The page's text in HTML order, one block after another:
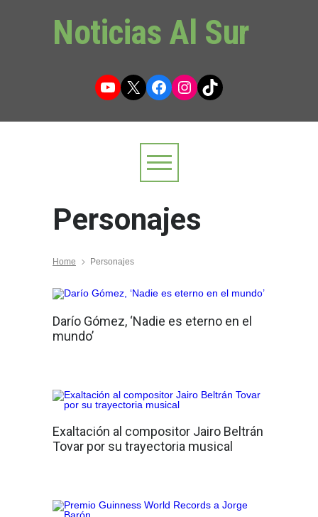
Noticias Al Sur
YouTube
X Facebook
Instagram
TikTok
Personajes
Home Personajes
Darío Gómez, ‘Nadie es eterno en el
mundo’
Exaltación al compositor Jairo Beltrán
Tovar por su trayectoria musical